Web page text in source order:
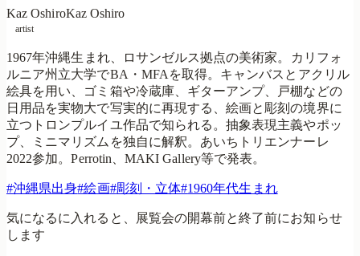
Kaz OshiroKaz Oshiro
artist
1967年沖縄生まれ、ロサンゼルス拠点の美術家。カリフォ
ルニア州立大学でBA・MFAを取得。キャンバスとアクリル
絵具を用い、ゴミ箱や冷蔵庫、ギターアンプ、戸棚などの
日用品を実物大で写実的に再現する、絵画と彫刻の境界に
立つトロンプルイユ作品で知られる。抽象表現主義やポッ
プ、ミニマリズムを独自に解釈。あいちトリエンナーレ
2022参加。Perrotin、MAKI Gallery等で発表。
#沖縄県出身#絵画#彫刻・立体#1960年代生まれ
気になるに入れると、展覧会の開幕前と終了前にお知らせ
します